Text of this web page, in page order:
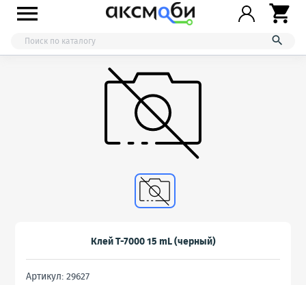



Клей T-7000 15 mL (черный)
Артикул: 29627